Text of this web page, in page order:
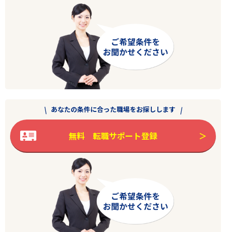
あなたの条件に合った職場をお探しします
無料 転職サポート登録